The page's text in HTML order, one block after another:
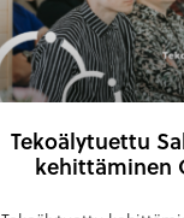
Tekoälytuettu
kehittäminen